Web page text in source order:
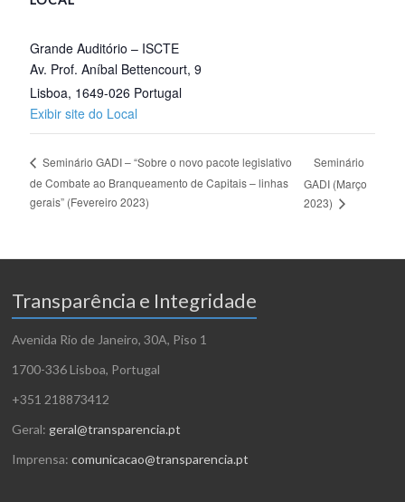
Grande Auditório – ISCTE
Av. Prof. Aníbal Bettencourt, 9
Lisboa, 1649-026 Portugal
Exibir site do Local
Seminário GADI – “Sobre o novo pacote legislativo
de Combate ao Branqueamento de Capitais – linhas
gerais” (Fevereiro 2023)
Seminário
GADI (Março
2023)
Transparência e Integridade
Avenida Rio de Janeiro, 30A, Piso 1
1700-336 Lisboa, Portugal
+351 218873412
Geral: geral@transparencia.pt
Imprensa:comunicacao@transparencia.pt